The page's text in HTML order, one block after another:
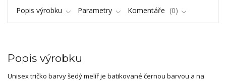
Popis výrobku Parametry Komentáře 0
Popis výrobku
Unisex tričko barvy šedý melíř je batikované černou barvou a na